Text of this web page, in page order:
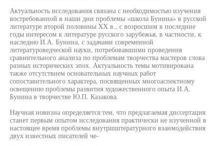
Актуальность исследования связана с необходимостью изучения
востребованной в наши дни проблемы «школа Бунина» в русской
литературе второй половины XX в., с возросшим в последние
годы интересом к литературе русского зарубежья, в частности, к
наследию И.А. Бунина, с задачами современной
литературоведческой науки, потребовавшими проведения
сравнительного анализа по проблемам творчества мастеров слова
разных исторических эпох. Актуальность темы мотивирована
также отсутствием основательных научных работ
сопоставительного характера, посвященных многоаспектному
освещению проблемы развития художественного опыта И.А.
Бунина в творчестве Ю.П. Казакова.
Научная новизна определяется тем, что предлагаемая диссертация
станет первым опытом исследования практически не изученной в
настоящее время проблемы внутршштературного взаимодействия
двух известных писателей че-